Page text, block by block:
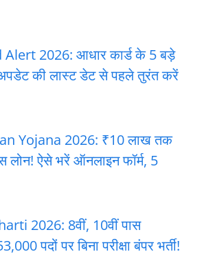
2026: आधार कार्ड के 5 बड़े
की लास्ट डेट से पहले तुरंत करें
Yojana 2026: ₹10 लाख तक
लोन! ऐसे भरें ऑनलाइन फॉर्म, 5
2026: 8वीं, 10वीं पास
पदों पर बिना परीक्षा बंपर भर्ती!